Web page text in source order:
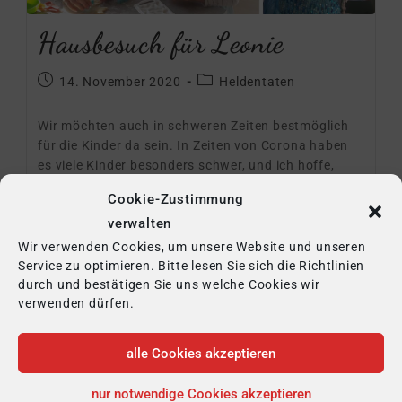
Cookie-Zustimmung
verwalten
Wir verwenden Cookies, um unsere Website und unseren
Service zu optimieren. Bitte lesen Sie sich die Richtlinien
durch und bestätigen Sie uns welche Cookies wir
verwenden dürfen.
alle Cookies akzeptieren
nur notwendige Cookies akzeptieren
Hausbesuch für Leonie
14. November 2020 Heldentaten
Wir möchten auch in schweren Zeiten bestmöglich
für die Kinder da sein. In Zeiten von Corona haben
es viele Kinder besonders schwer, und ich hoffe,